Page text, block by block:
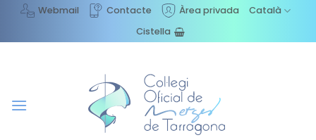
content
Webmail Contacte Àrea privada
Català
Cistella